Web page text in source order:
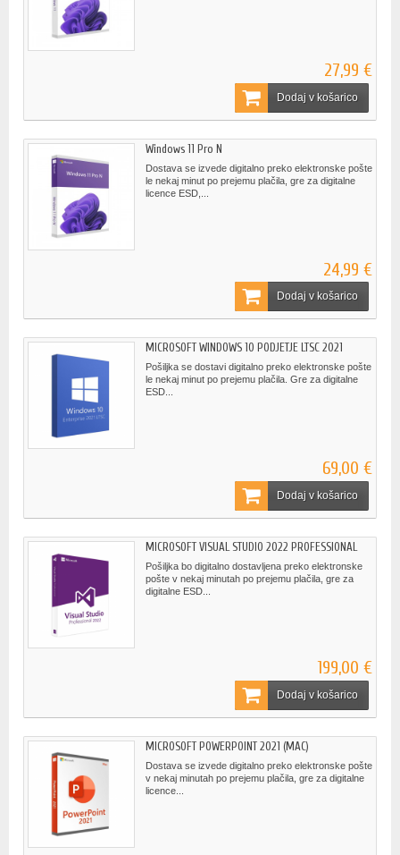
27,99 €
Dodaj v košarico
Windows 11 Pro N
Dostava se izvede digitalno preko elektronske pošte
le nekaj minut po prejemu plačila, gre za digitalne
licence ESD,...
24,99 €
Dodaj v košarico
MICROSOFT WINDOWS 10 PODJETJE LTSC 2021
Pošiljka se dostavi digitalno preko elektronske pošte
le nekaj minut po prejemu plačila. Gre za digitalne
ESD...
69,00 €
Dodaj v košarico
MICROSOFT VISUAL STUDIO 2022 PROFESSIONAL
Pošiljka bo digitalno dostavljena preko elektronske
pošte v nekaj minutah po prejemu plačila, gre za
digitalne ESD...
199,00 €
Dodaj v košarico
MICROSOFT POWERPOINT 2021 (MAC)
Dostava se izvede digitalno preko elektronske pošte
v nekaj minutah po prejemu plačila, gre za digitalne
licence...